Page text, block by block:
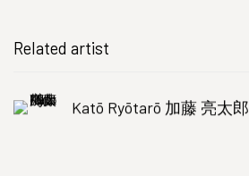
Related artist
Katō Ryōtarō 加藤 亮太郎